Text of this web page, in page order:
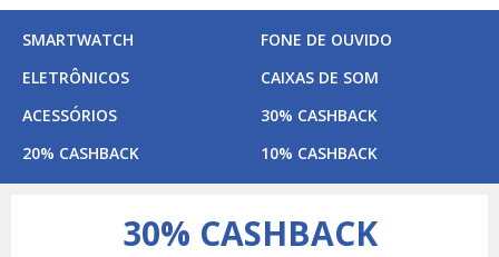
SMARTWATCH
FONE DE OUVIDO
ELETRÔNICOS
CAIXAS DE SOM
ACESSÓRIOS
30% CASHBACK
20% CASHBACK
10% CASHBACK
30% CASHBACK